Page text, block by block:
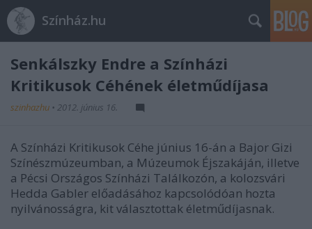
Színház.hu
Senkálszky Endre a Színházi
Kritikusok Céhének életműdíjasa
szinhazhu • 2012. június 16.
A Színházi Kritikusok Céhe június 16-án a Bajor Gizi
Színészmúzeumban, a Múzeumok Éjszakáján, illetve
a Pécsi Országos Színházi Találkozón, a kolozsvári
Hedda Gabler előadásához kapcsolódóan hozta
nyilvánosságra, kit választottak életműdíjasnak.